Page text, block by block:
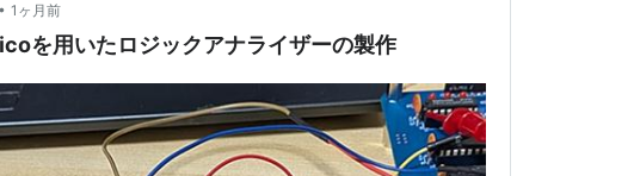
• 1ヶ月前
を用いたロジックアナライザーの製作